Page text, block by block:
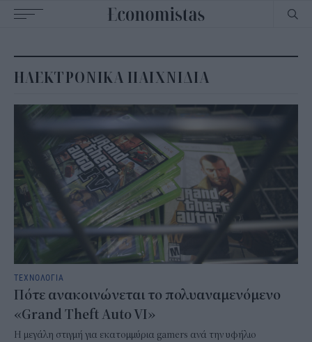
navigation
ΗΛΕΚΤΡΟΝΙΚΑ ΠΑΙΧΝΙΔΙΑ
ΤΕΧΝΟΛΟΓΙΑ
Πότε ανακοινώνεται το πολυαναμενόμενο
«Grand Theft Auto VI»
Η μεγάλη στιγμή για εκατομμύρια gamers ανά την υφήλιο